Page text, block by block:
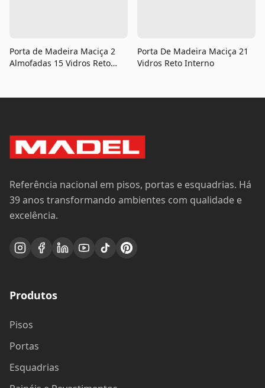
Porta de Madeira Maciça 2
Almofadas 15 Vidros Reto
Porta De Madeira Maciça 21
Vidros Reto Interno
Referência nacional em pisos, portas e esquadrias. Há
39 anos transformando ambientes com qualidade e
excelência.
Produtos
Pisos
Portas
Esquadrias